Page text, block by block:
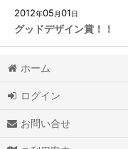
2012年05 月01日
グッドデザイン賞！！
ホーム
ログイン
お問い合せ